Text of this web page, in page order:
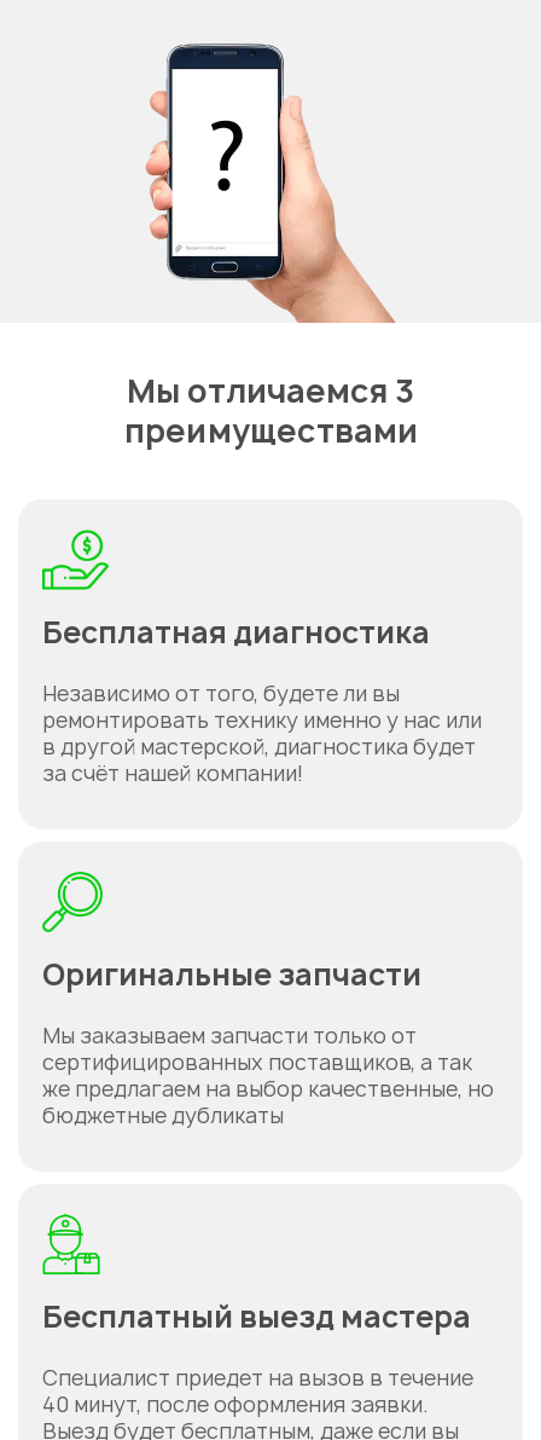
Мы отличаемся 3
преимуществами
Бесплатная диагностика
Независимо от того, будете ли вы
ремонтировать технику именно у нас или
в другой мастерской, диагностика будет
за счёт нашей компании!
Оригинальные запчасти
Мы заказываем запчасти только от
сертифицированных поставщиков, а так
же предлагаем на выбор качественные, но
бюджетные дубликаты
Бесплатный выезд мастера
Специалист приедет на вызов в течение
40 минут, после оформления заявки.
Выезд будет бесплатным, даже если вы